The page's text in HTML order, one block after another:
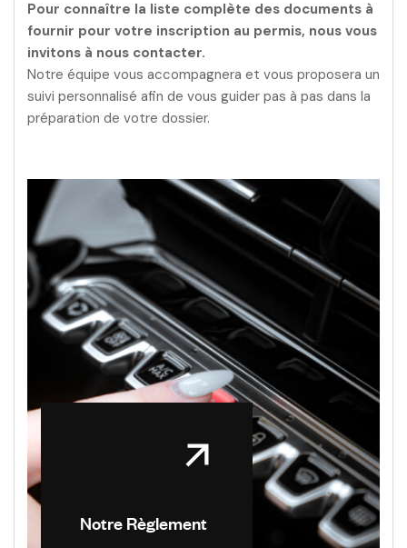
Pour connaître la liste complète des documents à
fournir pour votre inscription au permis, nous vous
invitons à nous contacter.
Notre équipe vous accompagnera et vous proposera un
suivi personnalisé afin de vous guider pas à pas dans la
préparation de votre dossier.
Notre Règlement